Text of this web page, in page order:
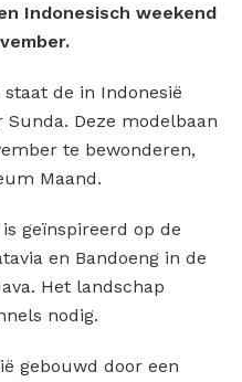
Indonesisch weekend
de in Indonesië
Deze modelbaan
te bewonderen,
Maand.
geïnspireerd op de
en Bandoeng in de
Het landschap
nodig.
gebouwd door een